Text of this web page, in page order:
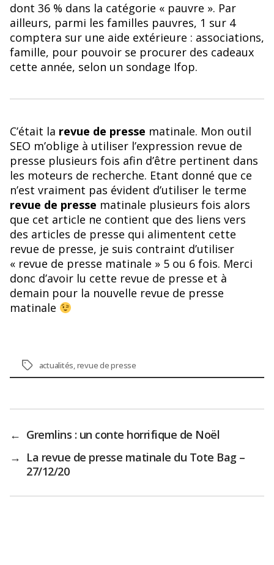
dont 36 % dans la catégorie « pauvre ». Par
ailleurs, parmi les familles pauvres, 1 sur 4
comptera sur une aide extérieure : associations,
famille, pour pouvoir se procurer des cadeaux
cette année, selon un sondage Ifop.
C’était la revue de presse matinale. Mon outil
SEO m’oblige à utiliser l’expression revue de
presse plusieurs fois afin d’être pertinent dans
les moteurs de recherche. Etant donné que ce
n’est vraiment pas évident d’utiliser le terme
revue de presse matinale plusieurs fois alors
que cet article ne contient que des liens vers
des articles de presse qui alimentent cette
revue de presse, je suis contraint d’utiliser
« revue de presse matinale » 5 ou 6 fois. Merci
donc d’avoir lu cette revue de presse et à
demain pour la nouvelle revue de presse
matinale
Étiquettes
actualités,revue de presse
← Gremlins : un conte horrifique de Noël
→ La revue de presse matinale du Tote Bag –
27/12/20